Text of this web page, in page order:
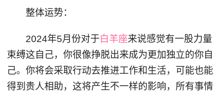
整体运势：
2024年5月份对于白羊座来说感觉有一股力量
束缚这自己，你很像挣脱出来成为更加独立的你自
己。你将会采取行动去推进工作和生活，可能也能
得到贵人相助，这将产生不一样的影响，所有事情